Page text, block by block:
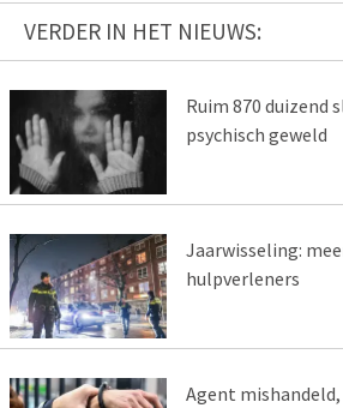
VERDER IN HET NIEUWS:
Ruim 870 duizend
psychisch geweld
Jaarwisseling:
hulpverleners
Agent